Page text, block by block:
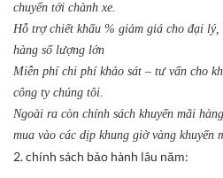
chuyển tới chành xe.
Hỗ trợ chiết khấu % giảm giá cho đại lý,
hàng số lượng lớn
Miễn phí chi phí khảo sát – tư vấn cho
công ty chúng tôi.
Ngoài ra còn chính sách khuyến mãi
mua vào các dịp khung giờ vàng khuyến
2. chính sách bảo hành lâu năm: